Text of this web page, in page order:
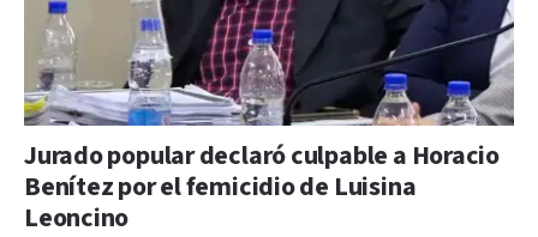
Jurado popular declaró culpable a Horacio
Benítez por el femicidio de Luisina
Leoncino